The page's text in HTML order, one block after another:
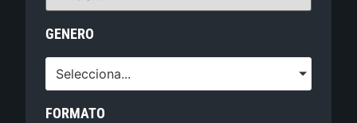
GENERO
Selecciona...
FORMATO